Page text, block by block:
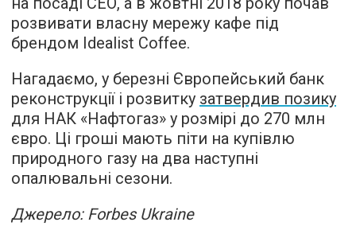
розвивати власну мережу кафе під
брендом Idealist Coffee.
Нагадаємо, у березні Європейський банк
реконструкції і розвитку затвердив позику
для НАК «Нафтогаз» у розмірі до 270 млн
євро. Ці гроші мають піти на купівлю
природного газу на два наступні
опалювальні сезони.
Джерело: Forbes Ukraine